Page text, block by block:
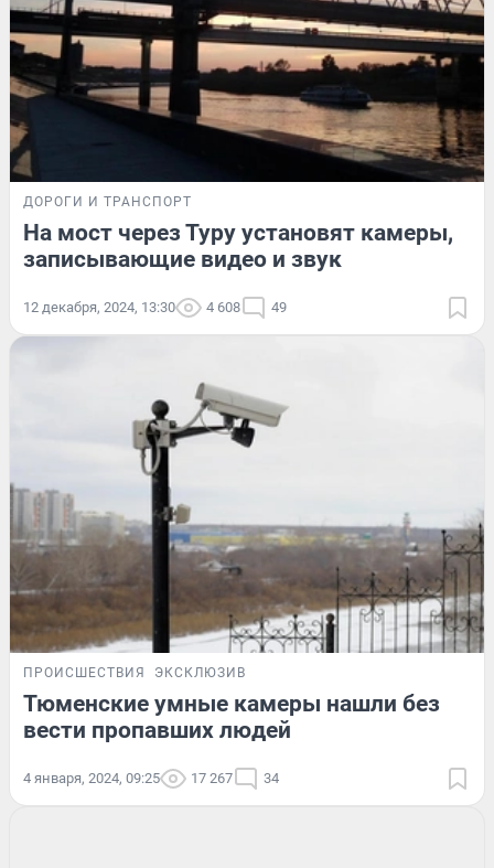
ДОРОГИ И ТРАНСПОРТ
На мост через Туру установят камеры,
записывающие видео и звук
12 декабря, 2024, 13:30 4 608 49
ПРОИСШЕСТВИЯ ЭКСКЛЮЗИВ
Тюменские умные камеры нашли без
вести пропавших людей
4 января, 2024, 09:25 17 267 34